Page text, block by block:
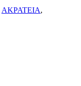
ΑΚΡΑΤΕΙΑ,